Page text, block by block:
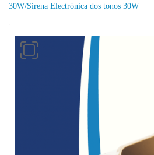
30W/Sirena Electrónica dos tonos 30W